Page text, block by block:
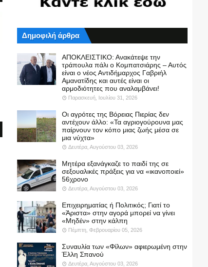
Δημοφιλή άρθρα
ΑΠΟΚΛΕΙΣΤΙΚΟ: Ανακάτεψε την
τράπουλα πάλι ο Κομπατσιάρης – Αυτός
είναι ο νέος Αντιδήμαρχος Γαβριήλ
Αμανατίδης και αυτές είναι οι
αρμοδιότητες που αναλαμβάνει!
Παρασκευή, Ιουλίου 31, 2026
Οι αγρότες της Βόρειας Πιερίας δεν
αντέχουν άλλο: «Τα αγριογούρουνα μας
παίρνουν τον κόπο μιας ζωής μέσα σε
μια νύχτα»
Δευτέρα, Αυγούστου 03, 2026
Μητέρα εξανάγκαζε το παιδί της σε
σεξουαλικές πράξεις για να «ικανοποιεί»
56χρονο
Δευτέρα, Αυγούστου 03, 2026
Επιχειρηματίας ή Πολιτικός; Γιατί το
«Άριστα» στην αγορά μπορεί να γίνει
«Μηδέν» στην κάλπη
Πέμπτη, Φεβρουαρίου 05, 2026
Συναυλία των «Φίλων» αφιερωμένη στην
Έλλη Σπανού
Δευτέρα, Αυγούστου 03, 2026